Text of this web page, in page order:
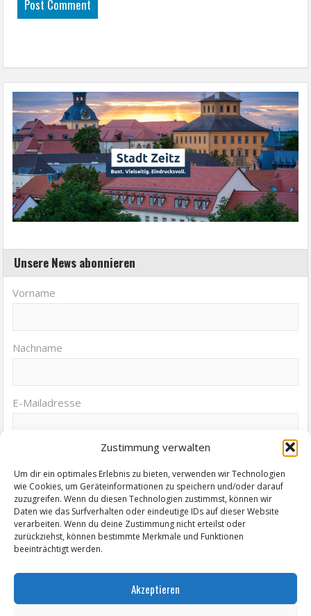
Zustimmung verwalten
Um dir ein optimales Erlebnis zu bieten, verwenden wir Technologien
wie Cookies, um Geräteinformationen zu speichern und/oder darauf
zuzugreifen. Wenn du diesen Technologien zustimmst, können wir
Daten wie das Surfverhalten oder eindeutige IDs auf dieser Website
verarbeiten. Wenn du deine Zustimmung nicht erteilst oder
zurückziehst, können bestimmte Merkmale und Funktionen
beeinträchtigt werden.
Akzeptieren
Unsere News abonnieren
Vorname
Nachname
E-Mailadresse
Termine von Zeitz.de
KABINETTAUSSTELLUNG "Elisabeth Voigt (1893 - 1977) Malerin.
Ausstellungseröffnung "Der Weg ist das Ziel" - Christiane Senf